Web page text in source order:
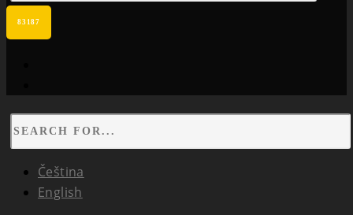
Čeština
English